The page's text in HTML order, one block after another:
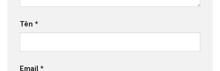
Tên *
Email *